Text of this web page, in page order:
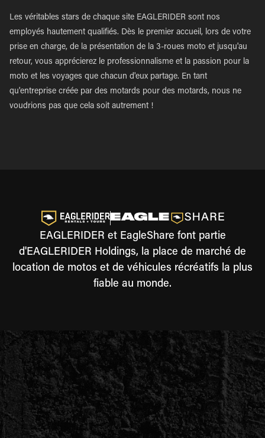
Les véritables stars de chaque site EAGLERIDER sont nos
employés hautement qualifiés. Dès le premier accueil, lors de votre
prise en charge, de la présentation de la 3-roues moto et jusqu'au
retour, vous apprécierez le professionnalisme et la passion pour la
moto et les voyages que chacun d'eux partage. En tant
qu'entreprise créée par des motards pour des motards, nous ne
voudrions pas que cela soit autrement !
EAGLERIDER et EagleShare font partie
d'EAGLERIDER Holdings, la place de marché de
location de motos et de véhicules récréatifs la plus
fiable au monde.